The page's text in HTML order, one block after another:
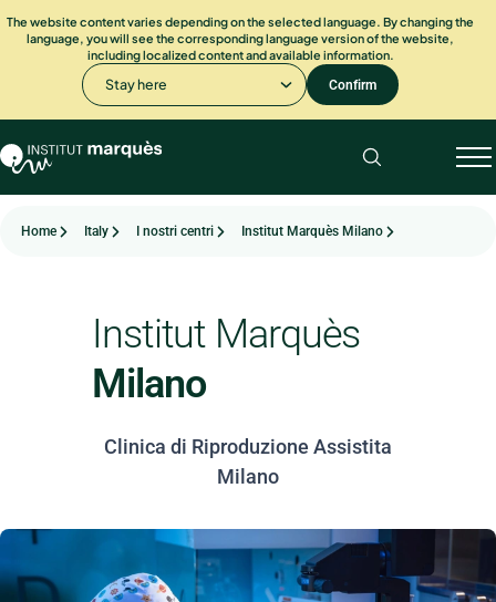
The website content varies depending on the selected language. By changing the
language, you will see the corresponding language version of the website,
including localized content and available information.
Stay here Confirm
Home Italy I nostri centri Institut Marquès Milano
Institut Marquès
Milano
Clinica di Riproduzione Assistita
Milano